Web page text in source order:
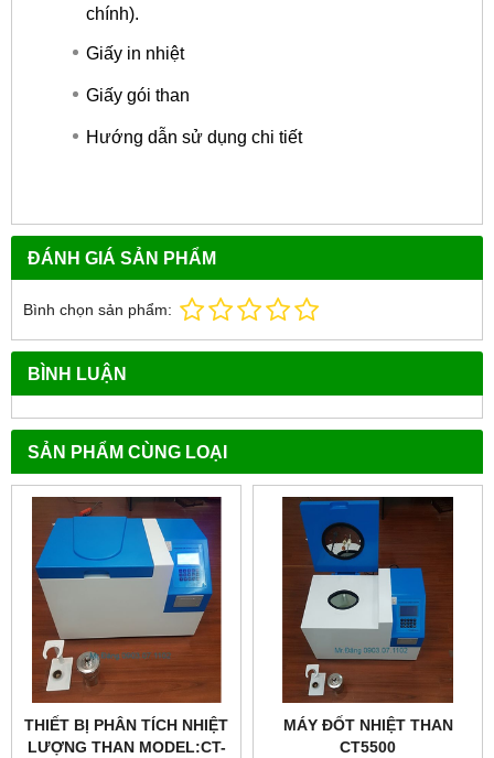
chính).
Giấy in nhiệt
Giấy gói than
Hướng dẫn sử dụng chi tiết
ĐÁNH GIÁ SẢN PHẨM
Bình chọn sản phẩm:
BÌNH LUẬN
SẢN PHẨM CÙNG LOẠI
THIẾT BỊ PHÂN TÍCH NHIỆT
LƯỢNG THAN MODEL:CT-
MÁY ĐỐT NHIỆT THAN
CT5500